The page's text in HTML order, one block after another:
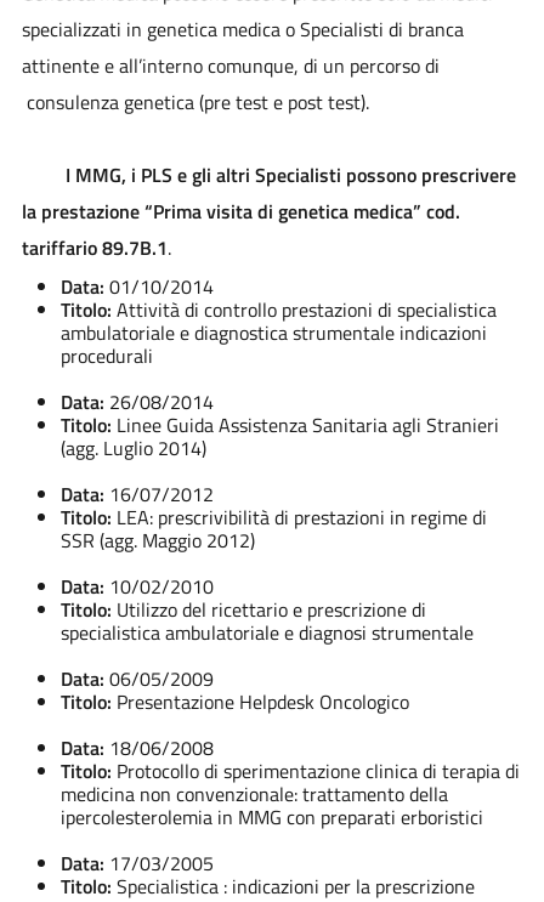
specializzati in genetica medica o Specialisti di branca
attinente e all’interno comunque, di un percorso di
consulenza genetica (pre test e post test).
I MMG, i PLS e gli altri Specialisti possono prescrivere
la prestazione “Prima visita di genetica medica” cod.
tariffario 89.7B.1.
Data: 01/10/2014
Titolo: Attività di controllo prestazioni di specialistica
ambulatoriale e diagnostica strumentale indicazioni
procedurali
Data: 26/08/2014
Titolo: Linee Guida Assistenza Sanitaria agli Stranieri
(agg. Luglio 2014)
Data: 16/07/2012
Titolo: LEA: prescrivibilità di prestazioni in regime di
SSR (agg. Maggio 2012)
Data: 10/02/2010
Titolo: Utilizzo del ricettario e prescrizione di
specialistica ambulatoriale e diagnosi strumentale
Data: 06/05/2009
Titolo: Presentazione Helpdesk Oncologico
Data: 18/06/2008
Titolo: Protocollo di sperimentazione clinica di terapia di
medicina non convenzionale: trattamento della
ipercolesterolemia in MMG con preparati erboristici
Data: 17/03/2005
Titolo: Specialistica : indicazioni per la prescrizione